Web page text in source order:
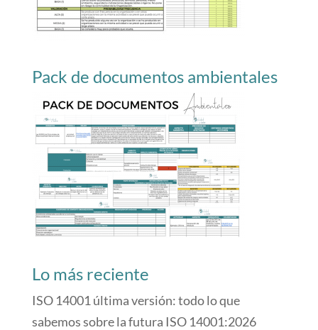
Pack de documentos ambientales
Lo más reciente
ISO 14001 última versión: todo lo que
sabemos sobre la futura ISO 14001:2026